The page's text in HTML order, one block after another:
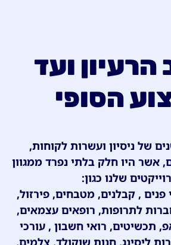
ועד
הסופי
של ניסיון ועשרות לקוחות,
אשר היו חלק בלתי נפרד ממגוון
שלנו כגון:
פנים , קבלנים, מטבחים, פירזול,
לתרופות, רופאים עצמאים,
תכשיטים, רואי חשבון , עורכי
ליסינג, חנות שוקולד, צלמים,